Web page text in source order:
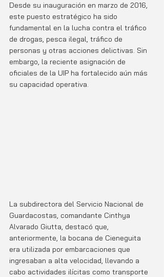
Desde su inauguración en marzo de 2016,
este puesto estratégico ha sido
fundamental en la lucha contra el tráfico
de drogas, pesca ilegal, tráfico de
personas y otras acciones delictivas. Sin
embargo, la reciente asignación de
oficiales de la UIP ha fortalecido aún más
su capacidad operativa.
La subdirectora del Servicio Nacional de
Guardacostas, comandante Cinthya
Alvarado Giutta, destacó que,
anteriormente, la bocana de Cieneguita
era utilizada por embarcaciones que
ingresaban a alta velocidad, llevando a
cabo actividades ilícitas como transporte